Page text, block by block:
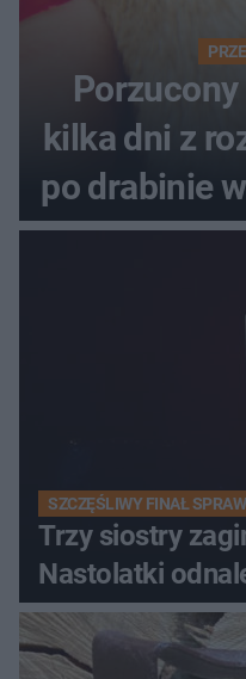
Porzucony
kilka dni z
po drabinie
SZCZĘŚLIWY FINAŁ
Trzy siostry
Nastolatki